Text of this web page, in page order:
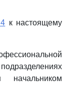
к настоящему
начальником